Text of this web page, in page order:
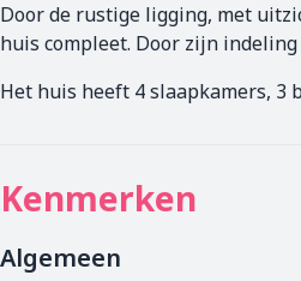
Door de rustige ligging, met
huis compleet. Door zijn
Het huis heeft 4 slaapkamers, 3
Kenmerken
Algemeen